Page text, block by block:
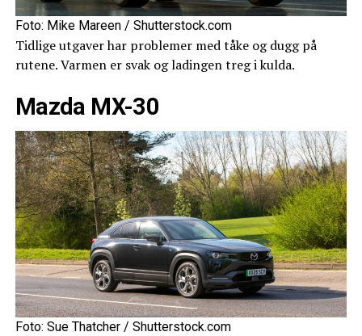
Foto: Mike Mareen / Shutterstock.com
Tidlige utgaver har problemer med tåke og dugg på
rutene. Varmen er svak og ladingen treg i kulda.
Mazda MX-30
Foto: Sue Thatcher / Shutterstock.com